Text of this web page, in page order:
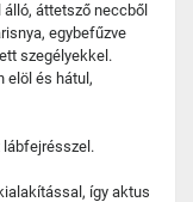
áttetsző neccből
egybefűzve
szegélyekkel.
elöl és hátul,
lábfejrésszel.
így aktus